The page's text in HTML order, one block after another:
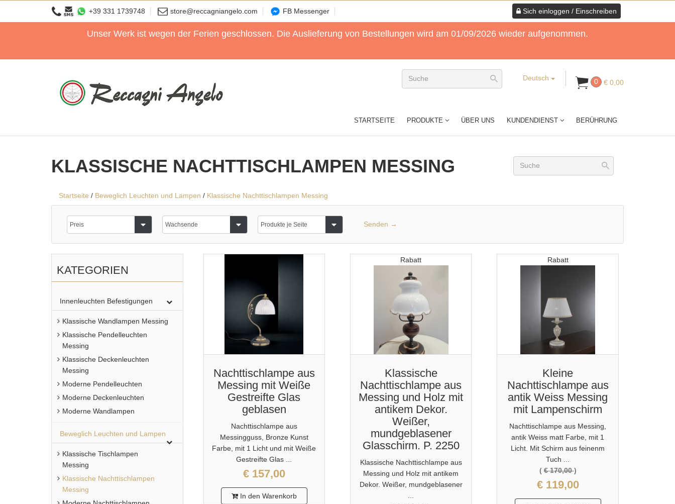
+39 331 1739748 store@reccagniangelo.com FB Messenger Sich einloggen / Einschreiben
Unser Werk ist wegen der Ferien geschlossen. Die Auslieferung von Bestellungen wird am 01/09/2026 wieder aufgenommen.
0 € 0,00
Deutsch
STARTSEITE PRODUKTE ÜBER UNS KUNDENDIENST BERÜHRUNG
KLASSISCHE NACHTTISCHLAMPEN MESSING
Startseite / Beweglich Leuchten und Lampen / Klassische Nachttischlampen Messing
KATEGORIEN
Innenleuchten Befestigungen
Klassische Wandlampen Messing
Klassische Pendelleuchten
Messing
Klassische Deckenleuchten
Messing
Moderne Pendelleuchten
Moderne Deckenleuchten
Moderne Wandlampen
Beweglich Leuchten und Lampen
Klassische Tischlampen
Messing
Klassische Nachttischlampen
Messing
Nachttischlampe aus
Messing mit Weiße
Gestreifte Glas
geblasen
Nachttischlampe aus
Messingguss, Bronze Kunst
Farbe, mit 1 Licht und mit Weiße
Gestreifte Glas ...
€ 157,00
In den Warenkorb
Rabatt
Klassische
Nachttischlampe aus
Messing und Holz mit
antikem Dekor.
Weißer,
mundgeblasener
Glasschirm. P. 2250
Klassische Nachttischlampe aus
Messing und Holz mit antikem
Dekor. Weißer, mundgeblasener
...
Rabatt
Kleine
Nachttischlampe aus
antik Weiss Messing
mit Lampenschirm
Nachttischlampe aus Messing,
antik Weiss matt Farbe, mit 1
Licht. Mit Schirm aus feinenm
Tuch ...
(€ 170,00)
€ 119,00